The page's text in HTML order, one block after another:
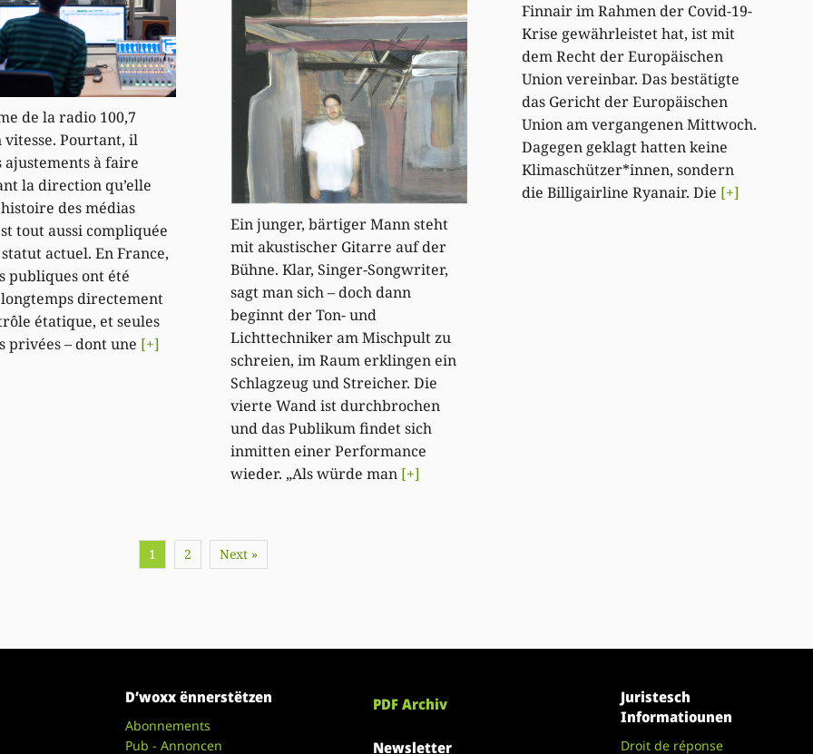
de la radio 100,7
vitesse. Pourtant, il
ajustements à faire
la direction qu’elle
des médias
tout aussi compliquée
actuel. En France,
publiques ont été
directement
étatique, et seules
privées – dont une [+]
Ein junger, bärtiger Mann steht
mit akustischer Gitarre auf der
Bühne. Klar, Singer-Songwriter,
sagt man sich – doch dann
beginnt der Ton- und
Lichttechniker am Mischpult zu
schreien, im Raum erklingen ein
Schlagzeug und Streicher. Die
vierte Wand ist durchbrochen
und das Publikum findet sich
inmitten einer Performance
wieder. „Als würde man [+]
Finnair im Rahmen der Covid-19-
Krise gewährleistet hat, ist mit
dem Recht der Europäischen
Union vereinbar. Das bestätigte
das Gericht der Europäischen
Union am vergangenen Mittwoch.
Dagegen geklagt hatten keine
Klimaschützer*innen, sondern
die Billigairline Ryanair. Die [+]
1 2 Next »
D’woxx ënnerstëtzen
Abonnements
Pub - Annoncen
PDF Archiv
Newsletter
Juristesch
Informatiounen
Droit de réponse